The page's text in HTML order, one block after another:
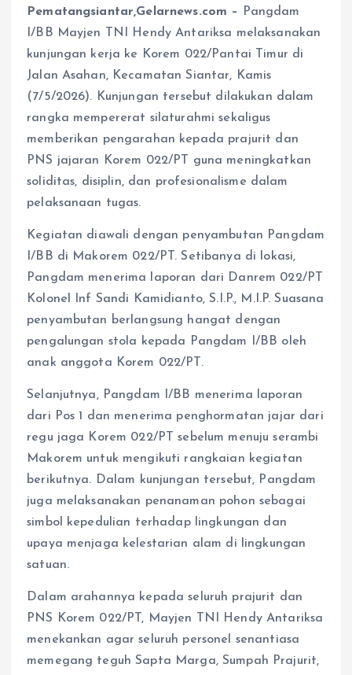
Pematangsiantar,Gelarnews.com –
Pangdam
I/BB Mayjen TNI Hendy Antariksa melaksanakan
kunjungan kerja ke Korem 022/Pantai Timur di
Jalan Asahan, Kecamatan Siantar, Kamis
(7/5/2026). Kunjungan tersebut dilakukan dalam
rangka mempererat silaturahmi sekaligus
memberikan pengarahan kepada prajurit dan
PNS jajaran Korem 022/PT guna meningkatkan
soliditas, disiplin, dan profesionalisme dalam
pelaksanaan tugas.
Kegiatan diawali dengan penyambutan Pangdam
I/BB di Makorem 022/PT. Setibanya di lokasi,
Pangdam menerima laporan dari Danrem 022/PT
Kolonel Inf Sandi Kamidianto, S.I.P., M.I.P. Suasana
penyambutan berlangsung hangat dengan
pengalungan stola kepada Pangdam I/BB oleh
anak anggota Korem 022/PT.
Selanjutnya, Pangdam I/BB menerima laporan
dari Pos 1 dan menerima penghormatan jajar dari
regu jaga Korem 022/PT sebelum menuju serambi
Makorem untuk mengikuti rangkaian kegiatan
berikutnya. Dalam kunjungan tersebut, Pangdam
juga melaksanakan penanaman pohon sebagai
simbol kepedulian terhadap lingkungan dan
upaya menjaga kelestarian alam di lingkungan
satuan.
Dalam arahannya kepada seluruh prajurit dan
PNS Korem 022/PT, Mayjen TNI Hendy Antariksa
menekankan agar seluruh personel senantiasa
memegang teguh Sapta Marga, Sumpah Prajurit,